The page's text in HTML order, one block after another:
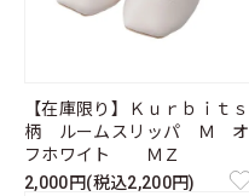
【在庫限り】Ｋｕｒｂｉｔｓ
柄 ルームスリッパ Ｍ オ
フホワイト ＭＺ
2,000円(税込2,200円)